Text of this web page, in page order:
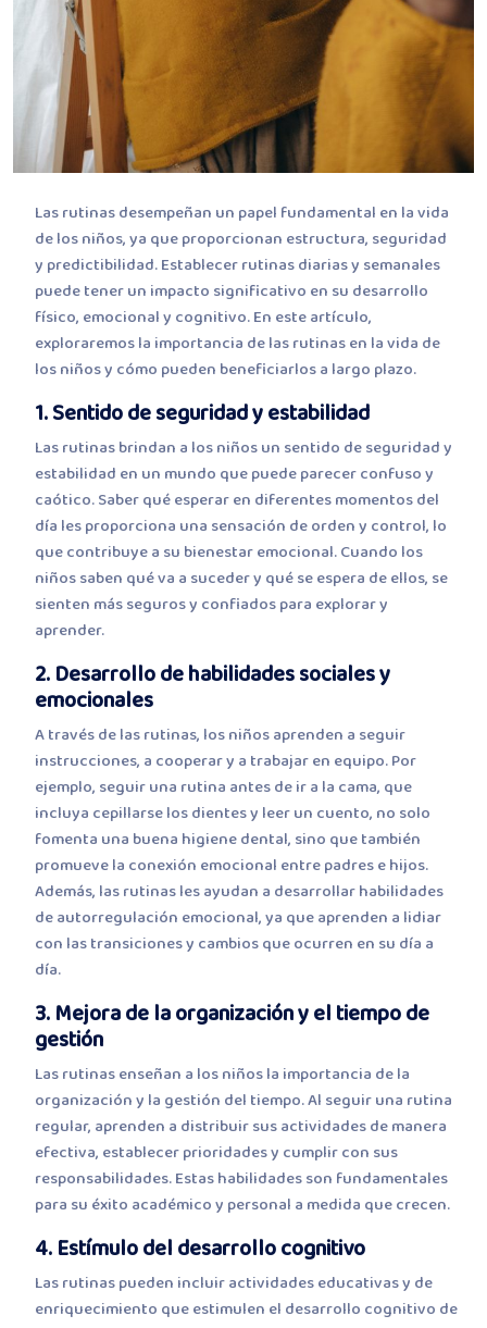
Las rutinas desempeñan un papel fundamental en la vida
de los niños, ya que proporcionan estructura, seguridad
y predictibilidad. Establecer rutinas diarias y semanales
puede tener un impacto significativo en su desarrollo
físico, emocional y cognitivo. En este artículo,
exploraremos la importancia de las rutinas en la vida de
los niños y cómo pueden beneficiarlos a largo plazo.
1. Sentido de seguridad y estabilidad
Las rutinas brindan a los niños un sentido de seguridad y
estabilidad en un mundo que puede parecer confuso y
caótico. Saber qué esperar en diferentes momentos del
día les proporciona una sensación de orden y control, lo
que contribuye a su bienestar emocional. Cuando los
niños saben qué va a suceder y qué se espera de ellos, se
sienten más seguros y confiados para explorar y
aprender.
2. Desarrollo de habilidades sociales y
emocionales
A través de las rutinas, los niños aprenden a seguir
instrucciones, a cooperar y a trabajar en equipo. Por
ejemplo, seguir una rutina antes de ir a la cama, que
incluya cepillarse los dientes y leer un cuento, no solo
fomenta una buena higiene dental, sino que también
promueve la conexión emocional entre padres e hijos.
Además, las rutinas les ayudan a desarrollar habilidades
de autorregulación emocional, ya que aprenden a lidiar
con las transiciones y cambios que ocurren en su día a
día.
3. Mejora de la organización y el tiempo de
gestión
Las rutinas enseñan a los niños la importancia de la
organización y la gestión del tiempo. Al seguir una rutina
regular, aprenden a distribuir sus actividades de manera
efectiva, establecer prioridades y cumplir con sus
responsabilidades. Estas habilidades son fundamentales
para su éxito académico y personal a medida que crecen.
4. Estímulo del desarrollo cognitivo
Las rutinas pueden incluir actividades educativas y de
enriquecimiento que estimulen el desarrollo cognitivo de